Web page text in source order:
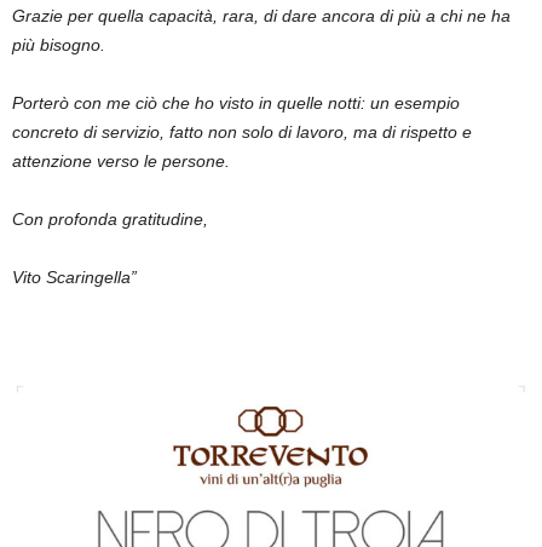
Grazie per quella capacità, rara, di dare ancora di più a chi ne ha
più bisogno.
Porterò con me ciò che ho visto in quelle notti: un esempio
concreto di servizio, fatto non solo di lavoro, ma di rispetto e
attenzione verso le persone.
Con profonda gratitudine,
Vito Scaringella”